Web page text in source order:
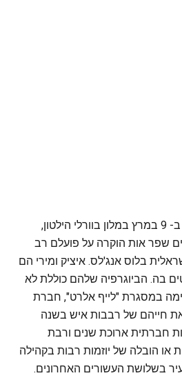
באירוע הגאלה, שיתקיים ב- 9 במרץ במלון בוורלי הילטון,
שפר אות הוקרה על פועלם רב
בלוס אנג'לס. איציק ומירי הם
בה. הביוגרפיה שלהם כוללת לא
במסגרת "לייף אלרט", חברת
חייהם של רבבות איש בשנה
חברתית ארוכת שנים ורבת
או הובלה של יוזמות רבות בקהילה
בשלושת העשורים האחרונים.